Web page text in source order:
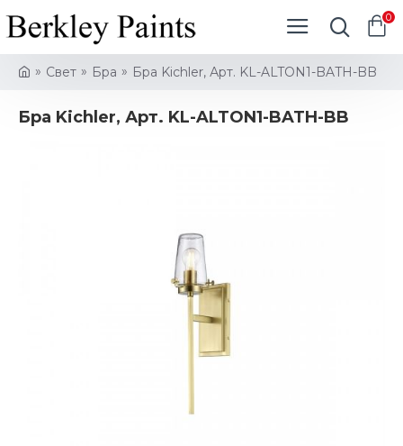
0
Свет Бра Бра Kichler, Арт. KL-ALTON1-BATH-BB
Бра Kichler, Арт. KL-ALTON1-BATH-BB